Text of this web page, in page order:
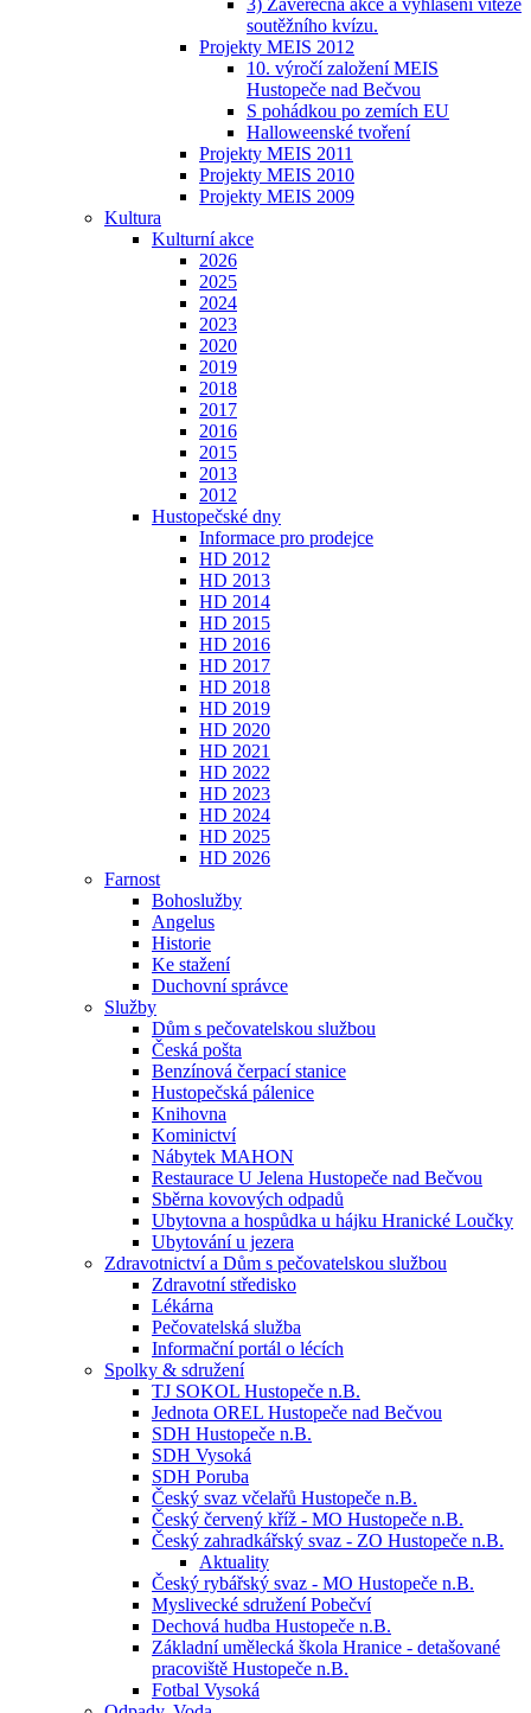
3) Závěrečná akce a vyhlášení vítěze
soutěžního kvízu.
Projekty MEIS 2012
10. výročí založení MEIS
Hustopeče nad Bečvou
S pohádkou po zemích EU
Halloweenské tvoření
Projekty MEIS 2011
Projekty MEIS 2010
Projekty MEIS 2009
Kultura
Kulturní akce
2026
2025
2024
2023
2020
2019
2018
2017
2016
2015
2013
2012
Hustopečské dny
Informace pro prodejce
HD 2012
HD 2013
HD 2014
HD 2015
HD 2016
HD 2017
HD 2018
HD 2019
HD 2020
HD 2021
HD 2022
HD 2023
HD 2024
HD 2025
HD 2026
Farnost
Bohoslužby
Angelus
Historie
Ke stažení
Duchovní správce
Služby
Dům s pečovatelskou službou
Česká pošta
Benzínová čerpací stanice
Hustopečská pálenice
Knihovna
Kominictví
Nábytek MAHON
Restaurace U Jelena Hustopeče nad Bečvou
Sběrna kovových odpadů
Ubytovna a hospůdka u hájku Hranické Loučky
Ubytování u jezera
Zdravotnictví a Dům s pečovatelskou službou
Zdravotní středisko
Lékárna
Pečovatelská služba
Informační portál o lécích
Spolky & sdružení
TJ SOKOL Hustopeče n.B.
Jednota OREL Hustopeče nad Bečvou
SDH Hustopeče n.B.
SDH Vysoká
SDH Poruba
Český svaz včelařů Hustopeče n.B.
Český červený kříž - MO Hustopeče n.B.
Český zahradkářský svaz - ZO Hustopeče n.B.
Aktuality
Český rybářský svaz - MO Hustopeče n.B.
Myslivecké sdružení Pobečví
Dechová hudba Hustopeče n.B.
Základní umělecká škola Hranice - detašované
pracoviště Hustopeče n.B.
Fotbal Vysoká